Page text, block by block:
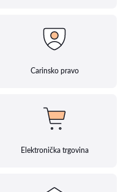
Carinsko pravo
Elektronička trgovina